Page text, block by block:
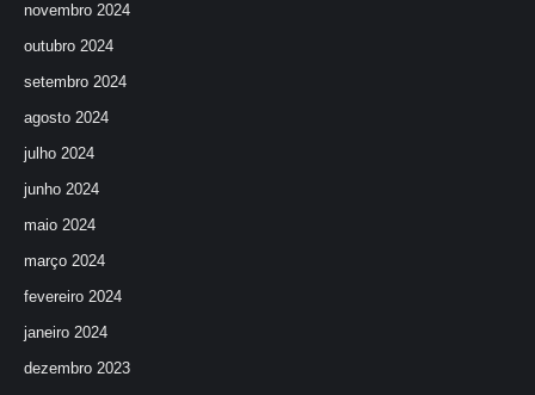
novembro 2024
outubro 2024
setembro 2024
agosto 2024
julho 2024
junho 2024
maio 2024
março 2024
fevereiro 2024
janeiro 2024
dezembro 2023